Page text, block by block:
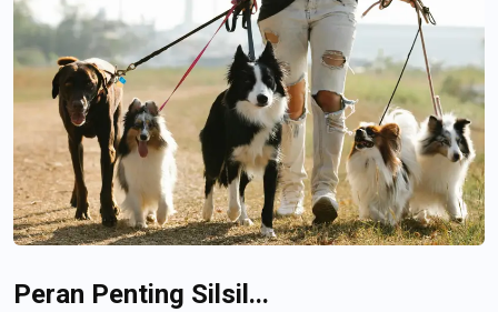
Peran Penting Silsil...